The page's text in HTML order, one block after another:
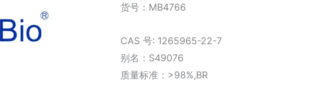
货号： MB4766
CAS 号: 1265965-22-7
别名：S49076
质量标准：>98%,BR